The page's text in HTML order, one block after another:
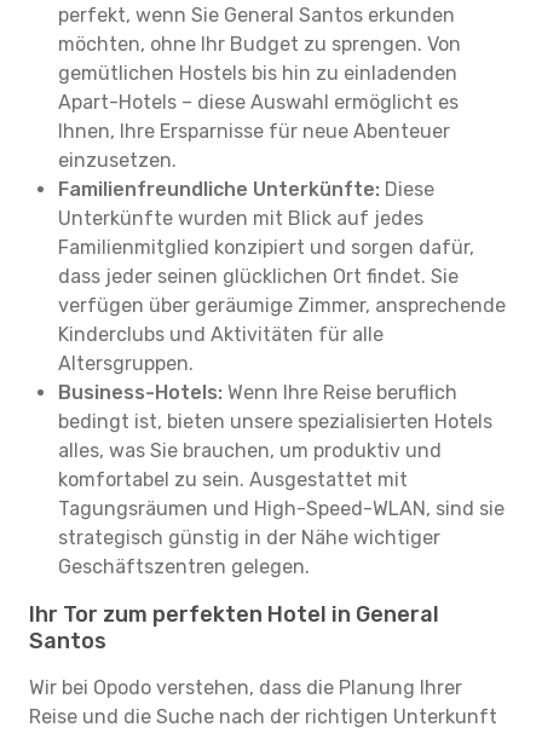
perfekt, wenn Sie General Santos erkunden
möchten, ohne Ihr Budget zu sprengen. Von
gemütlichen Hostels bis hin zu einladenden
Apart-Hotels – diese Auswahl ermöglicht es
Ihnen, Ihre Ersparnisse für neue Abenteuer
einzusetzen.
Familienfreundliche Unterkünfte: Diese
Unterkünfte wurden mit Blick auf jedes
Familienmitglied konzipiert und sorgen dafür,
dass jeder seinen glücklichen Ort findet. Sie
verfügen über geräumige Zimmer, ansprechende
Kinderclubs und Aktivitäten für alle
Altersgruppen.
Business-Hotels: Wenn Ihre Reise beruflich
bedingt ist, bieten unsere spezialisierten Hotels
alles, was Sie brauchen, um produktiv und
komfortabel zu sein. Ausgestattet mit
Tagungsräumen und High-Speed-WLAN, sind sie
strategisch günstig in der Nähe wichtiger
Geschäftszentren gelegen.
Ihr Tor zum perfekten Hotel in General
Santos
Wir bei Opodo verstehen, dass die Planung Ihrer
Reise und die Suche nach der richtigen Unterkunft